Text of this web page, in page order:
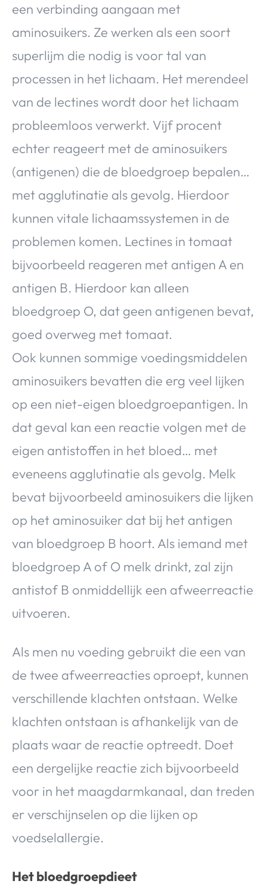
een verbinding aangaan met
aminosuikers. Ze werken als een soort
superlijm die nodig is voor tal van
processen in het lichaam. Het merendeel
van de lectines wordt door het lichaam
probleemloos verwerkt. Vijf procent
echter reageert met de aminosuikers
(antigenen) die de bloedgroep bepalen…
met agglutinatie als gevolg. Hierdoor
kunnen vitale lichaamssystemen in de
problemen komen. Lectines in tomaat
bijvoorbeeld reageren met antigen A en
antigen B. Hierdoor kan alleen
bloedgroep O, dat geen antigenen bevat,
goed overweg met tomaat.
Ook kunnen sommige voedingsmiddelen
aminosuikers bevatten die erg veel lijken
op een niet-eigen bloedgroepantigen. In
dat geval kan een reactie volgen met de
eigen antistoffen in het bloed… met
eveneens agglutinatie als gevolg. Melk
bevat bijvoorbeeld aminosuikers die lijken
op het aminosuiker dat bij het antigen
van bloedgroep B hoort. Als iemand met
bloedgroep A of O melk drinkt, zal zijn
antistof B onmiddellijk een afweerreactie
uitvoeren.
Als men nu voeding gebruikt die een van
de twee afweerreacties oproept, kunnen
verschillende klachten ontstaan. Welke
klachten ontstaan is afhankelijk van de
plaats waar de reactie optreedt. Doet
een dergelijke reactie zich bijvoorbeeld
voor in het maagdarmkanaal, dan treden
er verschijnselen op die lijken op
voedselallergie.
Het bloedgroepdieet